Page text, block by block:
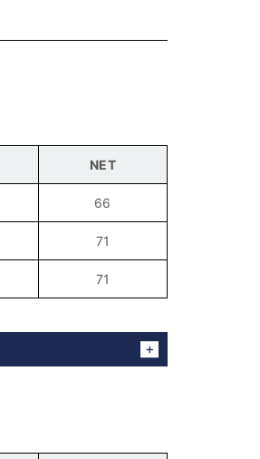
NET
66
71
71